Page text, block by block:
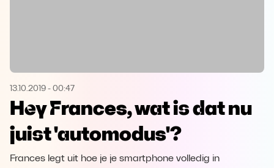
Microsoft Edge Download
Opera
13.10.2019 - 00:47
Hey Frances, wat is dat nu
juist 'automodus'?
Frances legt uit hoe je je smartphone volledig in